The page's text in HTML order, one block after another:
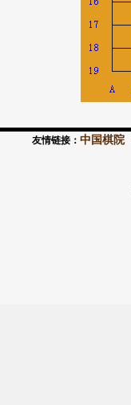
友情链接： 中国棋院